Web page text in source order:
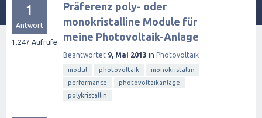
1
Antwort
1.247 Aufrufe
Präferenz poly- oder
monokristalline Module für
meine Photovoltaik-Anlage
Beantwortet 9, Mai 2013 in Photovoltaik
modul photovoltaik
monokristallin
performance
photovoltaikanlage
polykristallin